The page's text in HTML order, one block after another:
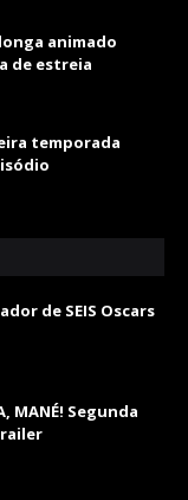
longa animado
de estreia
temporada
de SEIS Oscars
MANÉ! Segunda